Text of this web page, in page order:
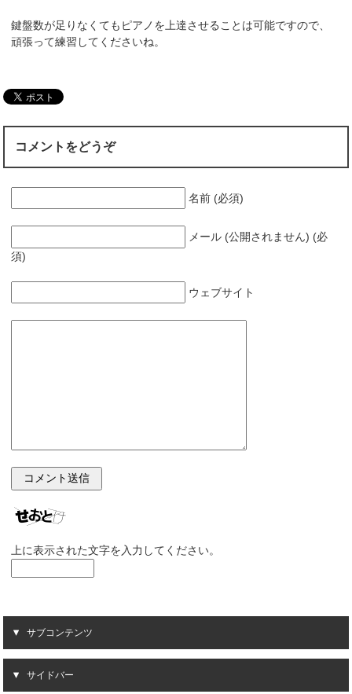
鍵盤数が足りなくてもピアノを上達させることは可能ですので、
頑張って練習してくださいね。
コメントをどうぞ
名前 (必須)
メール (公開されません) (必
須)
ウェブサイト
上に表示された文字を入力してください。
サブコンテンツ
サイドバー